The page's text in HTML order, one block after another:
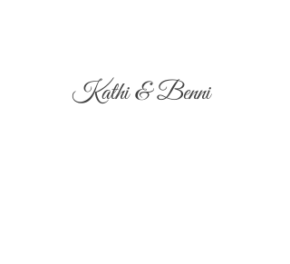
Kathi & Benni